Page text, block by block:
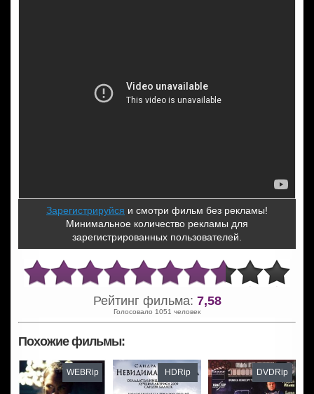
Зарегистрируйся и смотри фильм без рекламы!
Минимальное количество рекламы для
зарегистрированных пользователей.
Рейтинг фильма: 7,58
Голосовало 1051 человек
Похожие фильмы:
WEBRip HDRip DVDRip